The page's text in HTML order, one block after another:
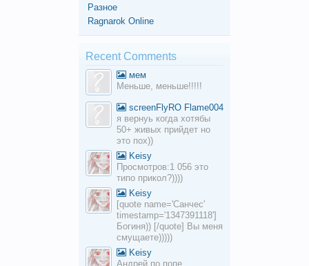
Разное
Ragnarok Online
Recent Comments
мем
Меньше, меньше!!!!!
screenFlyRO Flame004
я вернуь когда хотябы
50+ живых прийдет но
это пох))
Keisy
Просмотров:1 056 это
типо прикол?))))
Keisy
[quote name='Санчес'
timestamp='1347391118']
Богиня)) [/quote] Вы меня
смущаете)))))
Keisy
Андрей по попе